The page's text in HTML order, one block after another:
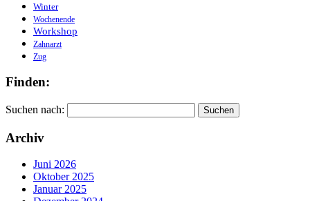
Winter
Wochenende
Workshop
Zahnarzt
Zug
Finden:
Suchen nach:
Archiv
Juni 2026
Oktober 2025
Januar 2025